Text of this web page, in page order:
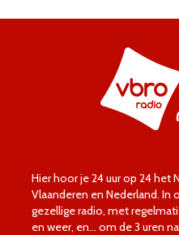
Hier hoor je 24 uur op 24 het
Vlaanderen en Nederland. In
gezellige radio, met
en weer, en… om de 3 uren